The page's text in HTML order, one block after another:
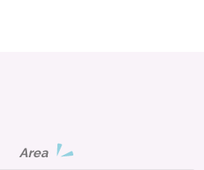
Area